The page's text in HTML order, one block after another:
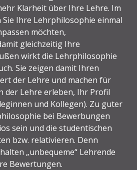
Klarheit über Ihre Lehre. Im
Sie Ihre Lehrphilosophie einmal
möchten,
gleichzeitig Ihre
wirkt die Lehrphilosophie
Sie zeigen damit Ihren
der Lehre und machen für
der Lehre erleben, Ihr Profil
und Kollegen). Zu guter
bei Bewerbungen
sein und die studentischen
bzw. relativieren. Denn
„unbequeme“ Lehrende
Bewertungen.